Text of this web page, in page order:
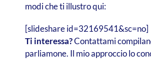
modi che ti illustro qui:
[slideshare id=32169541&sc=no]
Ti interessa?Contattami
parliamone. Il mio approccio lo